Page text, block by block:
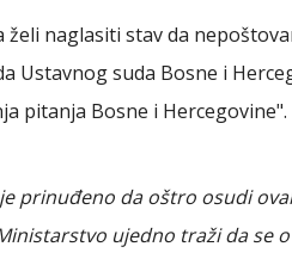
naglasiti stav da
Ustavnog suda Bosne i
pitanja Bosne i Hercegovine".
prinuđeno da oštro osudi
ujedno traži da se